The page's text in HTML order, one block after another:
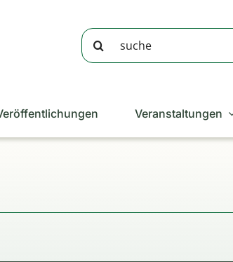
Suche
nach:
Veranstaltungen